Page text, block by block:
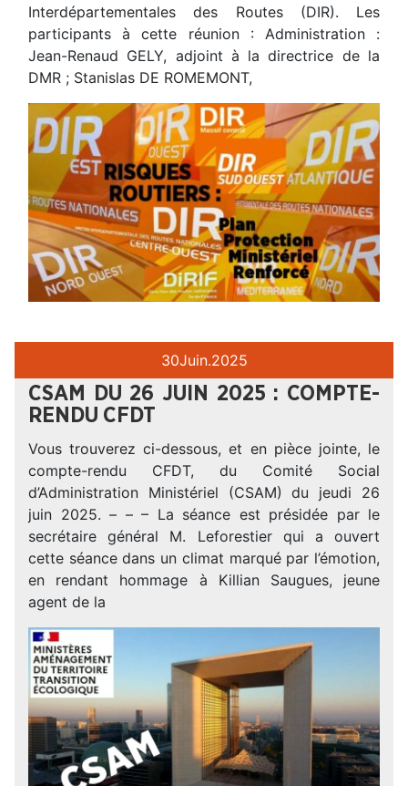
Interdépartementales des Routes (DIR). Les
participants à cette réunion : Administration :
Jean-Renaud GELY, adjoint à la directrice de la
DMR ; Stanislas DE ROMEMONT,
30Juin.2025
CSAM DU 26 JUIN 2025 : COMPTE-
RENDU CFDT
Vous trouverez ci-dessous, et en pièce jointe, le
compte-rendu CFDT, du Comité Social
d’Administration Ministériel (CSAM) du jeudi 26
juin 2025. – – – La séance est présidée par le
secrétaire général M. Leforestier qui a ouvert
cette séance dans un climat marqué par l’émotion,
en rendant hommage à Killian Saugues, jeune
agent de la